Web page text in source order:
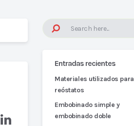
Entradas recientes
Materiales utilizados para
reóstatos
Embobinado simple y
embobinado doble